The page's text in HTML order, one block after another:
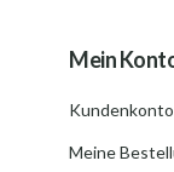
Mein
Meine